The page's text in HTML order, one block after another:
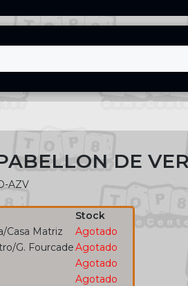
DE
AZV
Stock
Casa Matriz
Agotado
G. FourcadeAgotado
Agotado
Agotado